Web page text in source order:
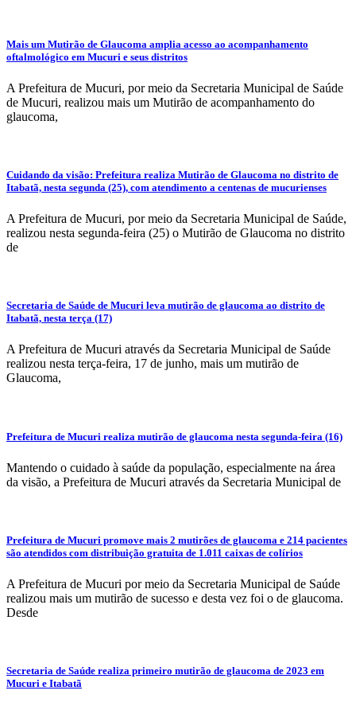
Mais um Mutirão de Glaucoma amplia acesso ao acompanhamento
oftalmológico em Mucuri e seus distritos
A Prefeitura de Mucuri, por meio da Secretaria Municipal de Saúde
de Mucuri, realizou mais um Mutirão de acompanhamento do
glaucoma,
Cuidando da visão: Prefeitura realiza Mutirão de Glaucoma no distrito de
Itabatã, nesta segunda (25), com atendimento a centenas de mucurienses
A Prefeitura de Mucuri, por meio da Secretaria Municipal de Saúde,
realizou nesta segunda-feira (25) o Mutirão de Glaucoma no distrito
de
Secretaria de Saúde de Mucuri leva mutirão de glaucoma ao distrito de
Itabatã, nesta terça (17)
A Prefeitura de Mucuri através da Secretaria Municipal de Saúde
realizou nesta terça-feira, 17 de junho, mais um mutirão de
Glaucoma,
Prefeitura de Mucuri realiza mutirão de glaucoma nesta segunda-feira (16)
Mantendo o cuidado à saúde da população, especialmente na área
da visão, a Prefeitura de Mucuri através da Secretaria Municipal de
Prefeitura de Mucuri promove mais 2 mutirões de glaucoma e 214 pacientes
são atendidos com distribuição gratuita de 1.011 caixas de colírios
A Prefeitura de Mucuri por meio da Secretaria Municipal de Saúde
realizou mais um mutirão de sucesso e desta vez foi o de glaucoma.
Desde
Secretaria de Saúde realiza primeiro mutirão de glaucoma de 2023 em
Mucuri e Itabatã